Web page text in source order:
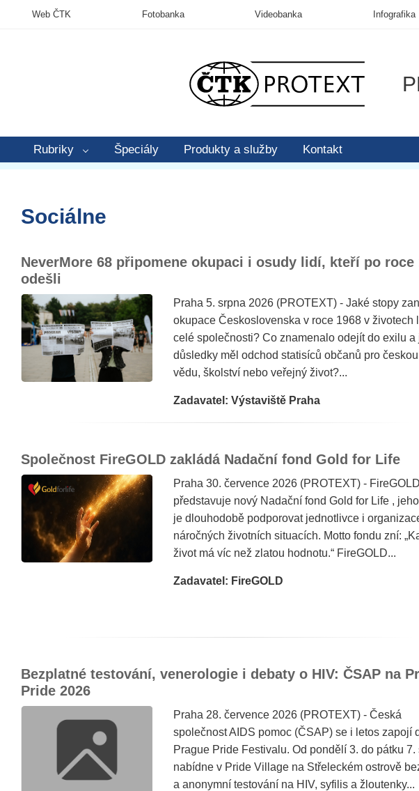
Rubriky Špeciály Produkty a služby Kontakt
Web ČTK Fotobanka Videobanka Infografika
Sociálne
NeverMore 68 připomene okupaci i osudy lidí, kteří po roce
odešli
Praha 5. srpna 2026 (PROTEXT) - Jaké stopy
okupace Československa v roce 1968 v životech
celé společnosti? Co znamenalo odejít do exilu a
důsledky měl odchod statisíců občanů pro
vědu, školství nebo veřejný život?...
Zadavatel: Výstaviště Praha
Společnost FireGOLD zakládá Nadační fond Gold for Life
Praha 30. července 2026 (PROTEXT) - FireGOLD
představuje nový Nadační fond Gold for Life ,
je dlouhodobě podporovat jednotlivce i
náročných životních situacích. Motto fondu zní:
život má víc než zlatou hodnotu.“ FireGOLD...
Zadavatel: FireGOLD
Bezplatné testování, venerologie i debaty o HIV: ČSAP na
Pride 2026
Praha 28. července 2026 (PROTEXT) - Česká
společnost AIDS pomoc (ČSAP) se i letos zapojí
Prague Pride Festivalu. Od pondělí 3. do pátku 7.
nabídne v Pride Village na Střeleckém ostrově
a anonymní testování na HIV, syfilis a žloutenky...